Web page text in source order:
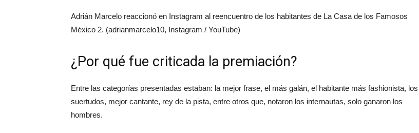
Adrián Marcelo reaccionó en Instagram al reencuentro de los habitantes de La Casa de los Famosos
México 2. (adrianmarcelo10, Instagram / YouTube)
¿Por qué fue criticada la premiación?
Entre las categorías presentadas estaban: la mejor frase, el más galán, el habitante más fashionista, los
suertudos, mejor cantante, rey de la pista, entre otros que, notaron los internautas, solo ganaron los
hombres.